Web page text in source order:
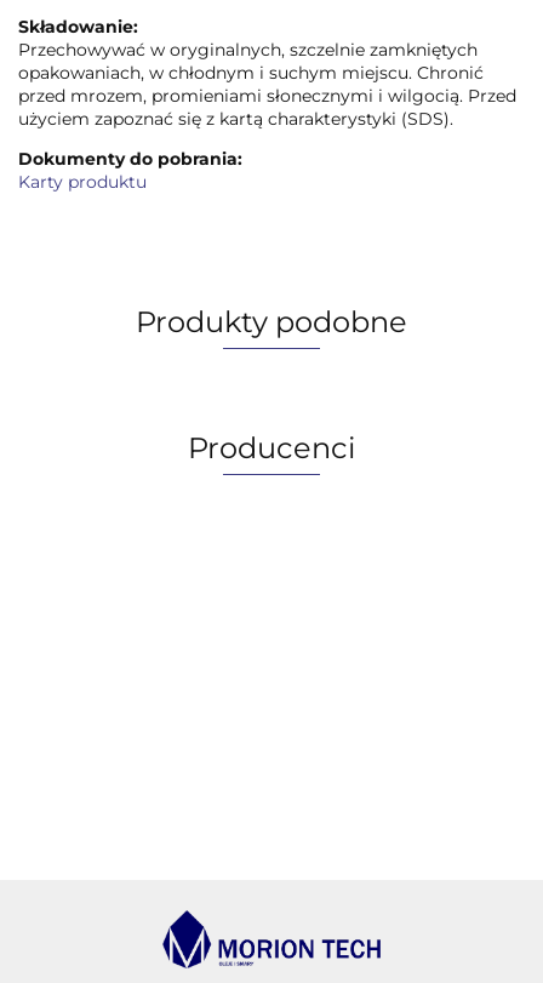
Składowanie:
Przechowywać w oryginalnych, szczelnie zamkniętych
opakowaniach, w chłodnym i suchym miejscu. Chronić
przed mrozem, promieniami słonecznymi i wilgocią. Przed
użyciem zapoznać się z kartą charakterystyki (SDS).
Dokumenty do pobrania:
Karty produktu
Produkty podobne
Producenci